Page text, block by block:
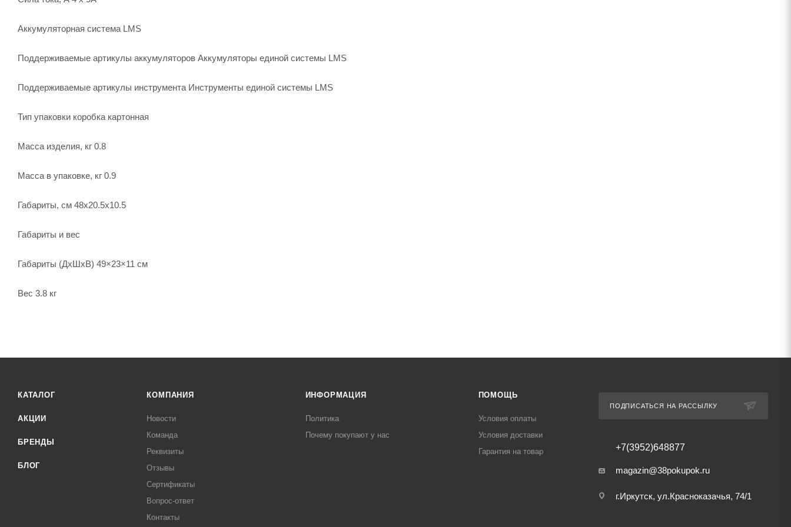
Аккумуляторная система LMS
Поддерживаемые артикулы аккумуляторов Аккумуляторы единой системы LMS
Поддерживаемые артикулы инструмента Инструменты единой системы LMS
Тип упаковки коробка картонная
Масса изделия, кг 0.8
Масса в упаковке, кг 0.9
Габариты, см 48x20.5x10.5
Габариты и вес
Габариты (ДхШхВ) 49×23×11 см
Вес 3.8 кг
КАТАЛОГ
АКЦИИ
БРЕНДЫ
БЛОГ
КОМПАНИЯ
Новости
Команда
Реквизиты
Отзывы
Сертификаты
Вопрос-ответ
Контакты
ИНФОРМАЦИЯ
Политика
Почему покупают у нас
ПОМОЩЬ
Условия оплаты
Условия доставки
Гарантия на товар
ПОДПИСАТЬСЯ НА РАССЫЛКУ
+7(3952)648877
magazin@38pokupok.ru
г.Иркутск, ул.Красноказачья, 74/1